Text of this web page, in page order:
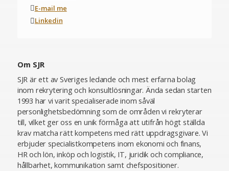
E-mail me
Linkedin
Om SJR
SJR är ett av Sveriges ledande och mest erfarna bolag
inom rekrytering och konsultlösningar. Ända sedan starten
1993 har vi varit specialiserade inom såväl
personlighetsbedömning som de områden vi rekryterar
till, vilket ger oss en unik förmåga att utifrån högt ställda
krav matcha rätt kompetens med rätt uppdragsgivare. Vi
erbjuder specialistkompetens inom ekonomi och finans,
HR och lön, inköp och logistik, IT, juridik och compliance,
hållbarhet, kommunikation samt chefspositioner.